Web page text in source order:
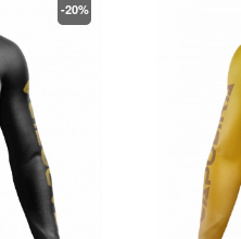
-20%